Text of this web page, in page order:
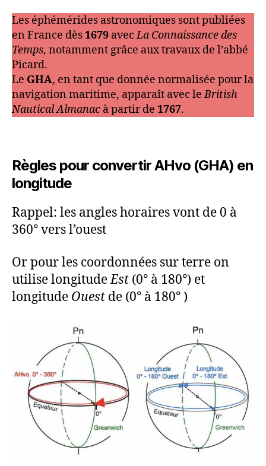
Les éphémérides astronomiques sont publiées
en France dès1679 avecLa Connaissance des
Temps, notamment grâce aux travaux de l’abbé
Picard.
Le GHA, en tant que donnée normalisée pour la
navigation maritime, apparaît avec leBritish
Nautical Almanac à partir de 1767.
Règles pour convertir AHvo (GHA) en
longitude
Rappel: les angles horaires vont de 0 à
360° vers l’ouest
Or pour les coordonnées sur terre on
utilise longitudeEst (0° à 180°) et
longitude Ouest de (0° à 180° )